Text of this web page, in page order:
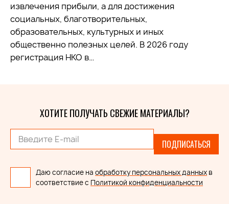
извлечения прибыли, а для достижения
социальных, благотворительных,
образовательных, культурных и иных
общественно полезных целей. В 2026 году
регистрация НКО в…
ХОТИТЕ ПОЛУЧАТЬ СВЕЖИЕ МАТЕРИАЛЫ?
ПОДПИСАТЬСЯ
Даю согласие на обработку персональных данных в
соответствие с Политикой конфиденциальности